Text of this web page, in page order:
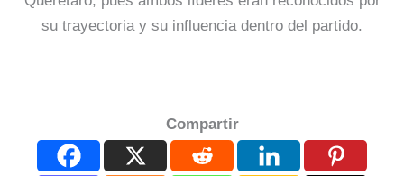
su trayectoria y su influencia dentro del partido.
Compartir